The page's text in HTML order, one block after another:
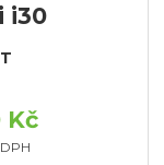
i30
Kč